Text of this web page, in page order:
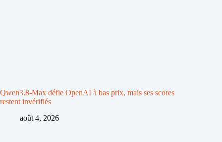
Qwen3.8-Max défie OpenAI à bas prix, mais ses scores
restent invérifiés
août 4, 2026